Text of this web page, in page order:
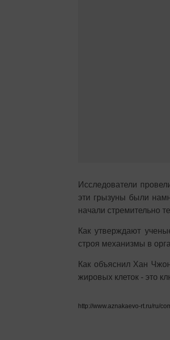
Исследователи
эти грызуны были
начали стремительно
Как утверждают
строя механизмы в
Как объяснил Хан
жировых клеток - это
http://www.aznakaevo-rt.ru/ru/